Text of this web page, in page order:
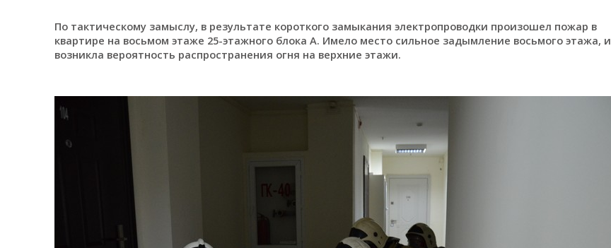
По тактическому замыслу, в результате короткого замыкания электропроводки произошел пожар в
квартире на восьмом этаже 25-этажного блока А. Имело место сильное задымление восьмого этажа, и
возникла вероятность распространения огня на верхние этажи.